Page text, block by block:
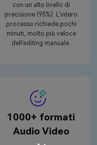
con un alto livello di
precisione (95%). L'intero
processo richiede pochi
minuti, molto più veloce
dell'editing manuale.
1000+ formati
Audio Video